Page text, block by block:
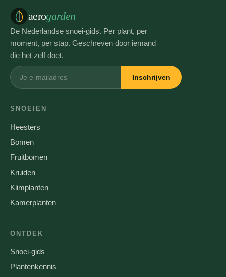
aerogarden
De Nederlandse snoei-gids. Per plant, per
moment, per stap. Geschreven door iemand
die het zelf doet.
Inschrijven
SNOEIEN
Heesters
Bomen
Fruitbomen
Kruiden
Klimplanten
Kamerplanten
ONTDEK
Snoei-gids
Plantenkennis